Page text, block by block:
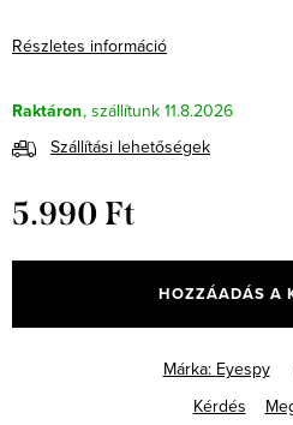
Részletes információ
Raktáron
11.8.2026
Szállítási lehetőségek
5.990 Ft
HOZZÁADÁS A
Márka: Eyespy
Kérdés